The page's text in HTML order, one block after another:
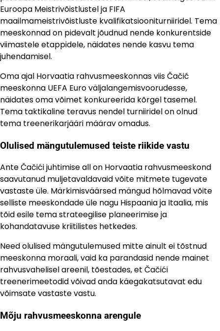
Euroopa Meistrivõistlustel ja FIFA
maailmameistrivõistluste kvalifikatsiooniturniiridel. Tema
meeskonnad on pidevalt jõudnud nende konkurentside
viimastele etappidele, näidates nende kasvu tema
juhendamisel.
Oma ajal Horvaatia rahvusmeeskonnas viis Čačić
meeskonna UEFA Euro väljalangemisvoorudesse,
näidates oma võimet konkureerida kõrgel tasemel.
Tema taktikaline teravus nendel turniiridel on olnud
tema treenerikarjääri määrav omadus.
Olulised mängutulemused teiste riikide vastu
Ante Čačići juhtimise all on Horvaatia rahvusmeeskond
saavutanud muljetavaldavaid võite mitmete tugevate
vastaste üle. Märkimisväärsed mängud hõlmavad võite
selliste meeskondade üle nagu Hispaania ja Itaalia, mis
tõid esile tema strateegilise planeerimise ja
kohandatavuse kriitilistes hetkedes.
Need olulised mängutulemused mitte ainult ei tõstnud
meeskonna moraali, vaid ka parandasid nende mainet
rahvusvahelisel areenil, tõestades, et Čačići
treenerimeetodid võivad anda käegakatsutavat edu
võimsate vastaste vastu.
Mõju rahvusmeeskonna arengule